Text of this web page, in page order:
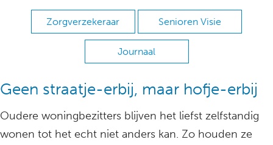
Zorgverzekeraar Senioren Visie
Journaal
Geen straatje-erbij, maar hofje-erbij
Oudere woningbezitters blijven het liefst zelfstandig
wonen tot het echt niet anders kan. Zo houden ze